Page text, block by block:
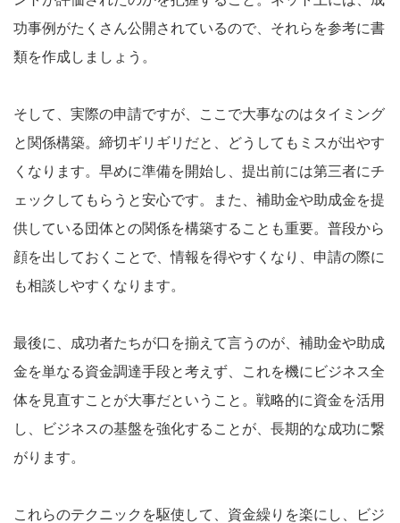
功事例がたくさん公開されているので、それらを参考に書
類を作成しましょう。
そして、実際の申請ですが、ここで大事なのはタイミング
と関係構築。締切ギリギリだと、どうしてもミスが出やす
くなります。早めに準備を開始し、提出前には第三者にチ
ェックしてもらうと安心です。また、補助金や助成金を提
供している団体との関係を構築することも重要。普段から
顔を出しておくことで、情報を得やすくなり、申請の際に
も相談しやすくなります。
最後に、成功者たちが口を揃えて言うのが、補助金や助成
金を単なる資金調達手段と考えず、これを機にビジネス全
体を見直すことが大事だということ。戦略的に資金を活用
し、ビジネスの基盤を強化することが、長期的な成功に繋
がります。
これらのテクニックを駆使して、資金繰りを楽にし、ビジ